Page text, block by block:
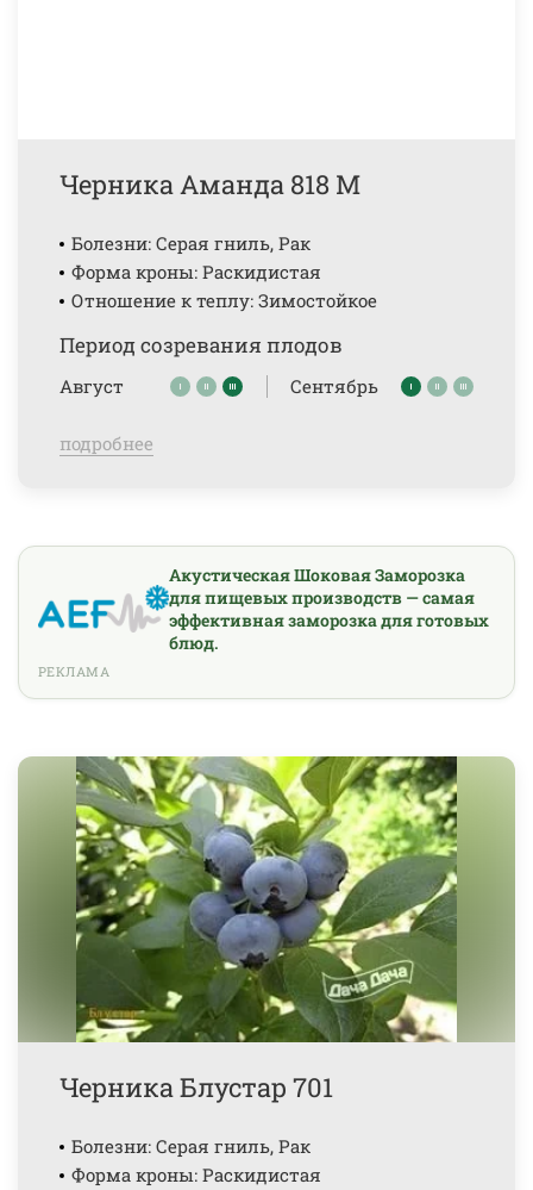
Черника Аманда 818 М
Болезни: Серая гниль, Рак
Форма кроны: Раскидистая
Отношение к теплу: Зимостойкое
Период созревания плодов
Август Сентябрь
подробнее
Акустическая Шоковая Заморозка
для пищевых производств — самая
эффективная заморозка для готовых
блюд.
РЕКЛАМА
Черника Блустар 701
Болезни: Серая гниль, Рак
Форма кроны: Раскидистая